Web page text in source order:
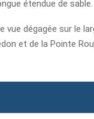
étendue de sable.
dégagée sur le
et de la Pointe